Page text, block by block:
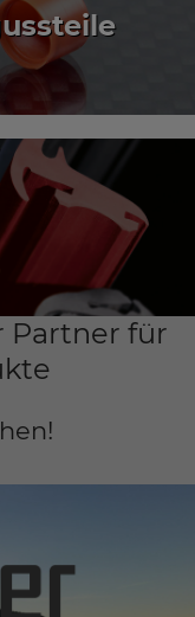
Partner für